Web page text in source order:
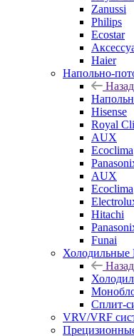
Zanussi
Philips
Ecostar
Haier
Напольно-
Назад
Hisense
Royal
AUX
Ecoclima
AUX
Ecoclima
Hitachi
Funai
Назад
Сплит-
VRV/VRF